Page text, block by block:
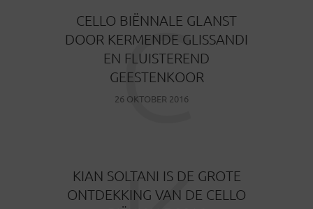
CELLO BIËNNALE GLANST
DOOR KERMENDE GLISSANDI
EN FLUISTEREND
GEESTENKOOR
26 OKTOBER 2016
C
KIAN SOLTANI IS DE GROTE
ONTDEKKING VAN DE CELLO